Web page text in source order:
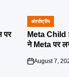
पर
POSTED
IN
अंतर्राष्ट्रीय
Meta
ने Meta पर
on
August 7,